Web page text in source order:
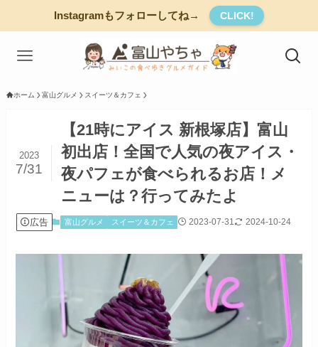
Instagramもフォローしてね→ CLICK!
ホーム 富山グルメ スイーツ＆カフェ
【21時にアイス 新根塚店】富山
初出店！全国で人気の夜アイス・
夜パフェが食べられるお店！メ
ニューは？行ってみたよ
2023
7/31
広告 富山グルメ スイーツ＆カフェ 2023-07-31 2024-10-24